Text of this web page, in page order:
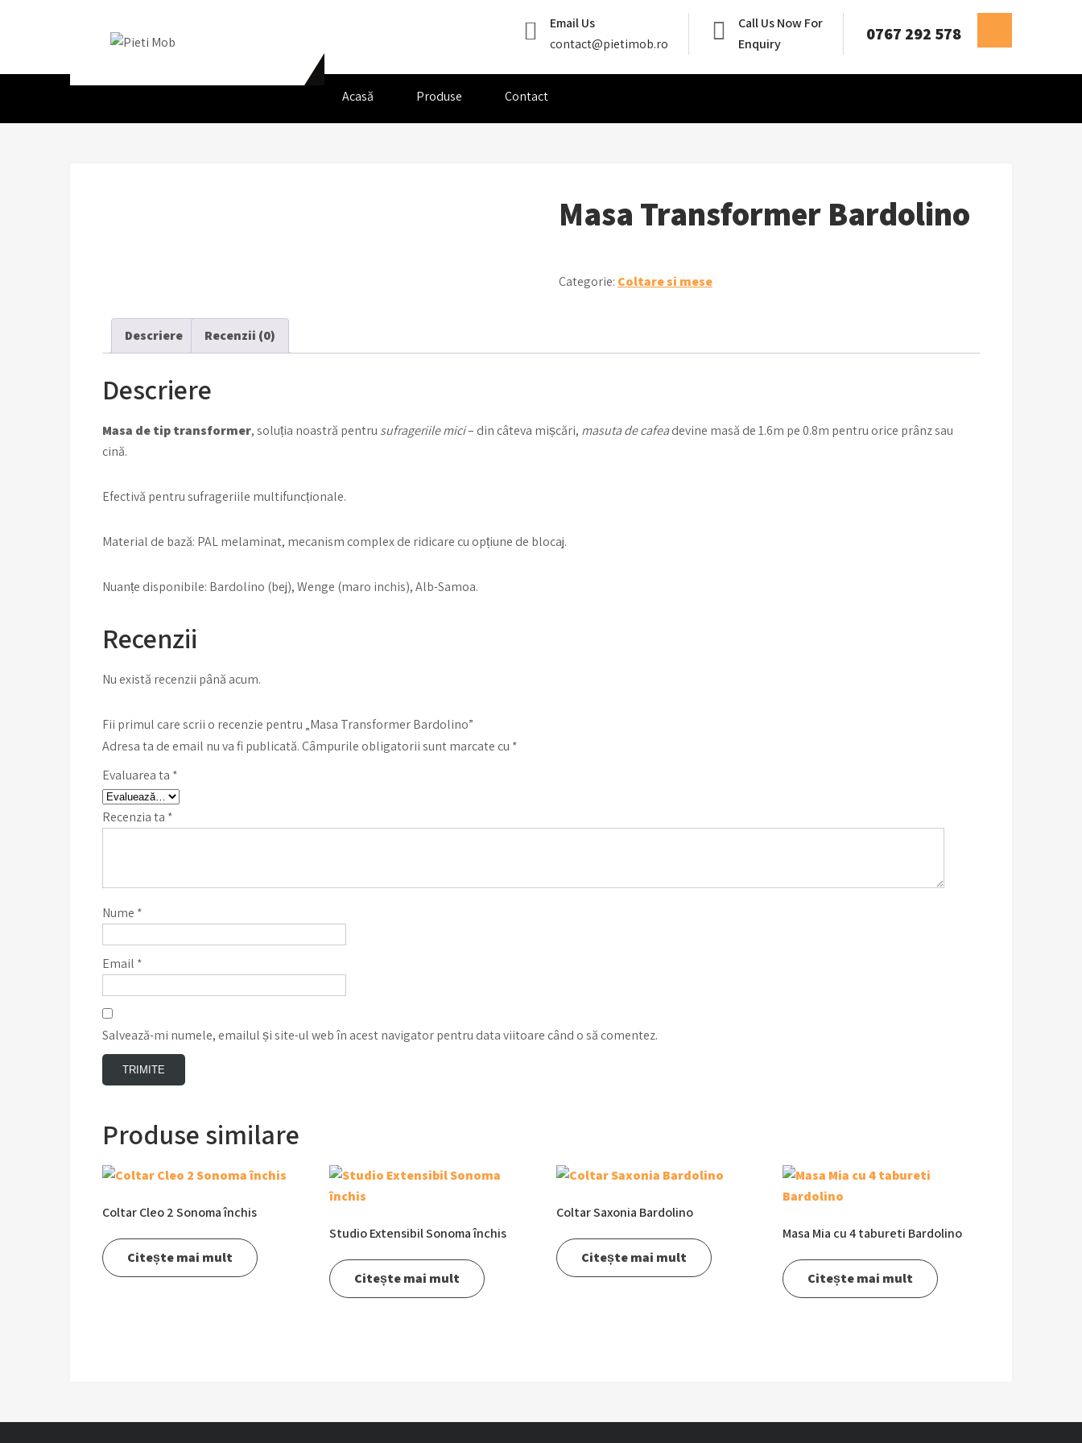
Email Us
contact@pietimob.ro
Call Us Now For
Enquiry
0767 292 578
Acasă Produse Contact
Masa Transformer Bardolino
Categorie: Coltare si mese
Descriere Recenzii (0)
Descriere
Masa de tip transformer, soluția noastră pentru sufrageriile mici– din câteva mișcări, masuta de cafeadevine masă de 1.6m pe 0.8m pentru orice prânz sau
cină.
Efectivă pentru sufrageriile multifuncționale.
Material de bază: PAL melaminat, mecanism complex de ridicare cu opțiune de blocaj.
Nuanțe disponibile: Bardolino (bej), Wenge (maro inchis), Alb-Samoa.
Recenzii
Nu există recenzii până acum.
Fii primul care scrii o recenzie pentru „Masa Transformer Bardolino”
Adresa ta de email nu va fi publicată.Câmpurile obligatorii sunt marcate cu *
Evaluarea ta *
Recenzia ta *
Nume *
Email *
Salvează-mi numele, emailul și site-ul web în acest navigator pentru data viitoare când o să comentez.
Produse similare
Coltar Cleo 2 Sonoma închis
Citește mai mult
Studio Extensibil Sonoma închis
Citește mai mult
Coltar Saxonia Bardolino
Citește mai mult
Masa Mia cu 4 tabureti Bardolino
Citește mai mult